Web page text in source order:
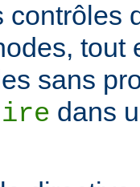
contrôles
tout
sans
dans